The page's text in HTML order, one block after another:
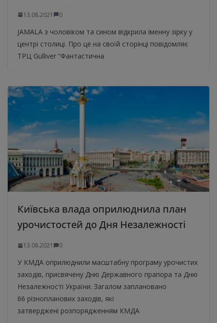
13.08.2021 0
JAMALA з чоловіком та сином відкрила іменну зірку у
центрі столиці. Про це на своїй сторінці повідомляє
ТРЦ Gulliver “Фантастична
Київська влада оприлюднила план
урочистостей до Дня Незалежності
13.08.2021 0
У КМДА оприлюднили масштабну програму урочистих
заходів, присвячену Дню Державного прапора та Дню
Незалежності України. Загалом заплановано
66 різнопланових заходів, які
затверджені розпорядженням КМДА